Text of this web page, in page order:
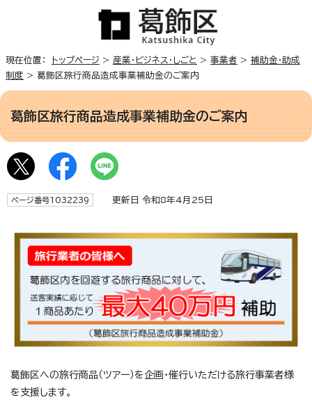
現在位置： トップページ > 産業・ビジネス・しごと > 事業者 > 補助金・助成
制度 > 葛飾区旅行商品造成事業補助金のご案内
葛飾区旅行商品造成事業補助金のご案内
ページ番号1032239 更新日 令和8年4月25日
葛飾区への旅行商品（ツアー）を企画・催行いただける旅行事業者様
を支援します。